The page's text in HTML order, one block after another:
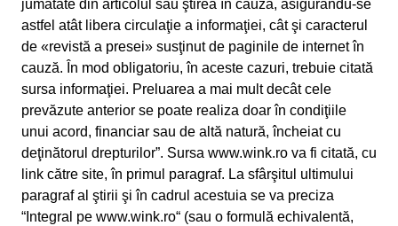
jumătate din articolul sau ştirea în cauză, asigurându-se
astfel atât libera circulaţie a informaţiei, cât şi caracterul
de «revistă a presei» susţinut de paginile de internet în
cauză. În mod obligatoriu, în aceste cazuri, trebuie citată
sursa informaţiei. Preluarea a mai mult decât cele
prevăzute anterior se poate realiza doar în condiţiile
unui acord, financiar sau de altă natură, încheiat cu
deţinătorul drepturilor”. Sursa www.wink.ro va fi citată, cu
link către site, în primul paragraf. La sfârşitul ultimului
paragraf al ştirii şi în cadrul acestuia se va preciza
“Integral pe www.wink.ro“ (sau o formulă echivalentă,